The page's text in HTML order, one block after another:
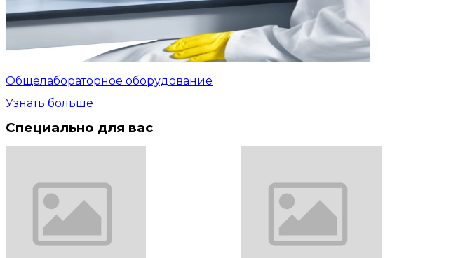
Общелабораторное оборудование
Узнать больше
Специально для вас